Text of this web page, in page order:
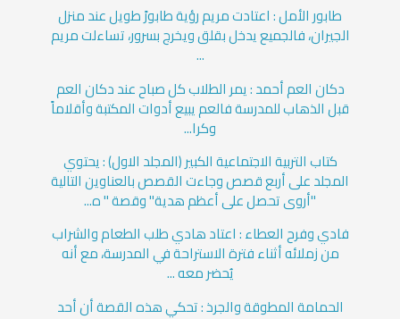
طابور الأمل : اعتادت مريم رؤية طابورً طويل عند منزل
الجيران، فالجميع يدخل بقلق ويخرج بسرور، تساءلت مريم
...
دكان العم أحمد : يمر الطلاب كل صباح عند دكان العم
قبل الذهاب للمدرسة فالعم يبيع أدوات المكتبة وأقلاماً
وكرا...
كتاب التربية الاجتماعية الكبير (المجلد الاول) : يحتوي
المجلد على أربع قصص وجاءت القصص بالعناوين التالية
"أروى تحصل على أعظم هدية" وقصة " ه...
فادي وفرح العطاء : اعتاد هادي طلب الطعام والشراب
من زملائه أثناء فترة الاستراحة في المدرسة، مع أنه
يُحضر معه ...
الحمامة المطوقة والجرذ : تحكي هذه القصة أن أحد